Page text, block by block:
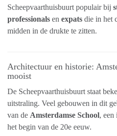
Scheepvaarthuisbuurt populair bij
professionals en expats die in het
midden in de drukte te zitten.
Architectuur en historie:
mooist
De Scheepvaarthuisbuurt staat
uitstraling. Veel gebouwen in dit
van de Amsterdamse School, een
het begin van de 20e eeuw.